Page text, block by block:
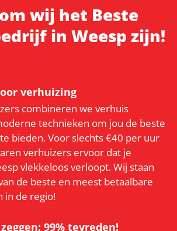
wij het Beste
in Weesp zijn!
verhuizing
combineren we verhuis
technieken om jou de beste
bieden. Voor slechts €40 per uur
verhuizers ervoor dat je
vlekkeloos verloopt. Wij staan
de beste en meest betaalbare
in de regio!
99% tevreden!